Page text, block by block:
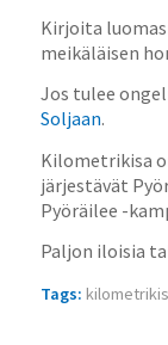
Kirjoita
meikäläisen
Jos tulee
Soljaan.
Kilometrikisa
järjestävät
Pyöräilee -
Paljon iloisia
Tags: